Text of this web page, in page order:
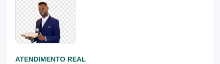
ATENDIMENTO REAL